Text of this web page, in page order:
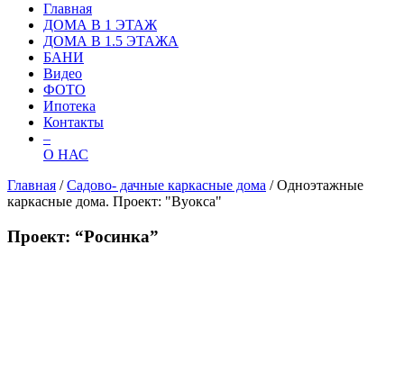
Главная
ДОМА В 1 ЭТАЖ
ДОМА В 1.5 ЭТАЖА
БАНИ
Видео
ФОТО
Ипотека
Контакты
–
О НАС
Главная / Садово- дачные каркасные дома /Одноэтажные
каркасные дома. Проект: "Вуокса"
Проект: “Росинка”